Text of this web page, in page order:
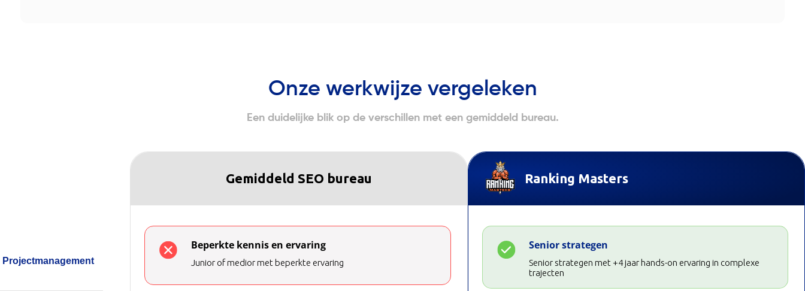
Onze werkwijze vergeleken
Een duidelijke blik op de verschillen met een gemiddeld bureau.
Gemiddeld SEO bureau
Projectmanagement
Beperkte kennis en ervaring
Junior of medior met beperkte ervaring
Ranking Masters
Senior strategen
Senior strategen met +4 jaar hands-on ervaring in complexe
trajecten